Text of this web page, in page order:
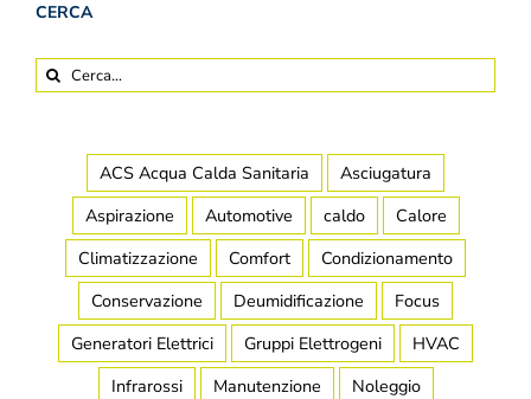
CERCA
Cerca
per:
ACS Acqua Calda Sanitaria
Asciugatura
Aspirazione
Automotive caldo
Calore
Climatizzazione
Comfort
Condizionamento
Conservazione
Deumidificazione
Focus
Generatori Elettrici
Gruppi Elettrogeni
HVAC
Infrarossi
Manutenzione Noleggio